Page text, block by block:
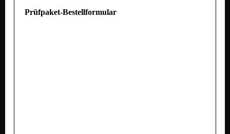
Prüfpaket-Bestellformular